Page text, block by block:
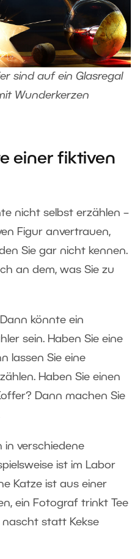
sind auf ein Glasregal
Wunderkerzen
einer fiktiven
nicht selbst erzählen –
Figur anvertrauen,
Sie gar nicht kennen.
an dem, was Sie zu
könnte ein
sein. Haben Sie eine
lassen Sie eine
Haben Sie einen
Dann machen Sie
in verschiedene
ist im Labor
Katze ist aus einer
ein Fotograf trinkt Tee
nascht statt Kekse